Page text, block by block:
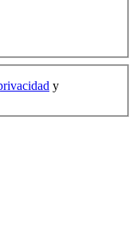
y